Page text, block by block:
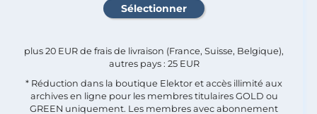
plus 20 EUR de frais de livraison (France, Suisse, Belgique),
autres pays : 25 EUR
* Réduction dans la boutique Elektor et accès illimité aux
archives en ligne pour les membres titulaires GOLD ou
GREEN uniquement. Les membres avec abonnement